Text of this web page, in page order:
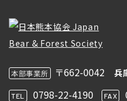
本部事業所 〒662-0042 兵
TEL 0798-22-4190 FAX